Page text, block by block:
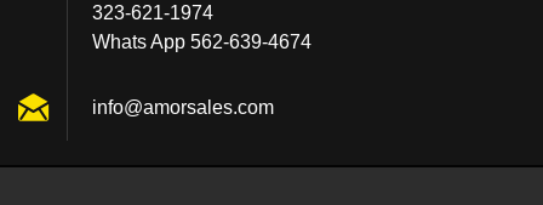
323-621-1974
Whats App 562-639-4674
info@amorsales.com